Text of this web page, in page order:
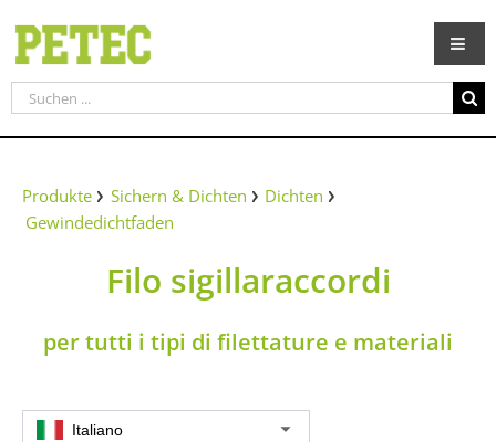
Inhalt
springen
Suche
nach:
Produkte Sichern & Dichten
Dichten
Gewindedichtfaden
Filo sigillaraccordi
per tutti i tipi di filettature e materiali
Italiano